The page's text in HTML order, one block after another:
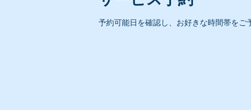
予約可能日を確認し、お好きな時間帯をご